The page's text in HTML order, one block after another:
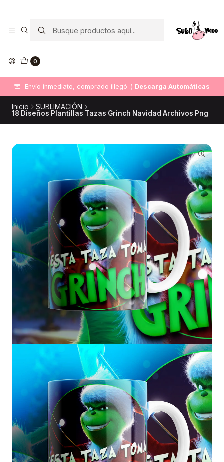
0
Envío inmediato, comprado illegó :) Descarga Automáticas
Inicio
SUBLIMACIÓN
18 Diseños Plantillas Tazas Grinch Navidad Archivos Png